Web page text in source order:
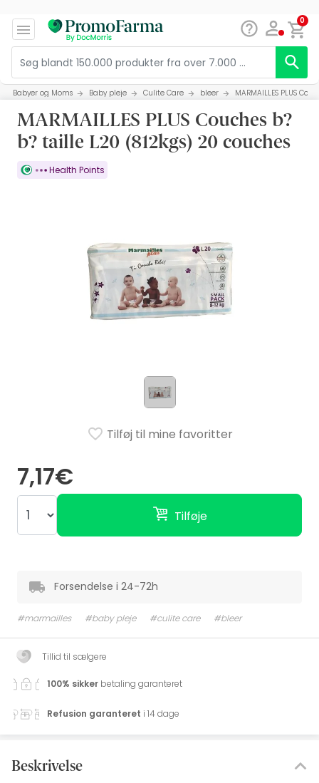
0
Babyer og Moms Baby pleje Culite Care bleer MARMAILLES PLUS
MARMAILLES PLUS Couches b?
b? taille L20 (812kgs) 20 couches
Health Points
7,17€
Tilføje
Tilføj til mine favoritter
Forsendelse i 24-72h
#marmailles #baby pleje #culite care #bleer
Tillid til sælgere
100% sikker betaling garanteret
Refusion garanteret i 14 dage
Beskrivelse